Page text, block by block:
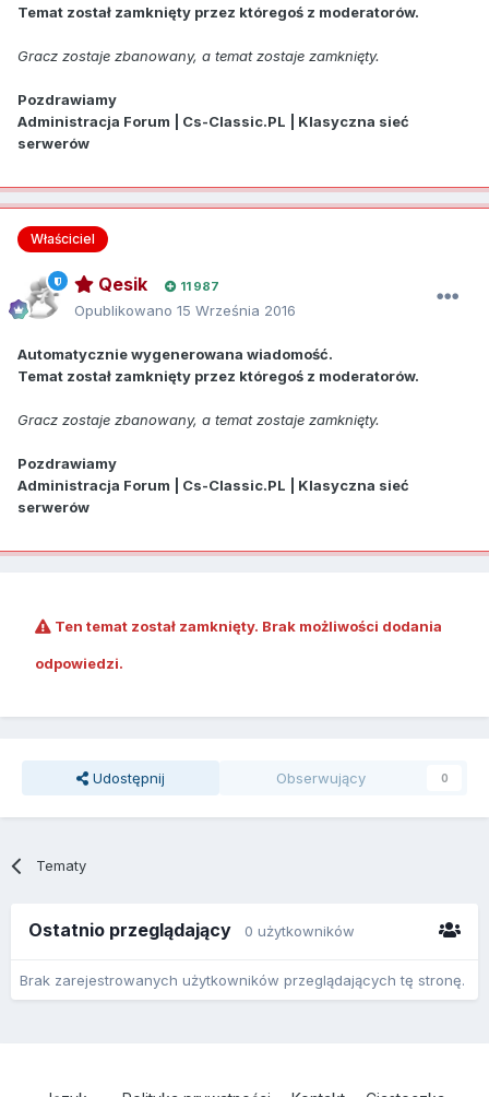
Temat został zamknięty przez któregoś z moderatorów.
Gracz zostaje zbanowany, a temat zostaje zamknięty.
Pozdrawiamy
Administracja Forum | Cs-Classic.PL | Klasyczna sieć
serwerów
Właściciel
Qesik 11 987
Opublikowano 15 Września 2016
Automatycznie wygenerowana wiadomość.
Temat został zamknięty przez któregoś z moderatorów.
Gracz zostaje zbanowany, a temat zostaje zamknięty.
Pozdrawiamy
Administracja Forum | Cs-Classic.PL | Klasyczna sieć
serwerów
Ten temat został zamknięty. Brak możliwości dodania
odpowiedzi.
Udostępnij Obserwujący 0
Tematy
Ostatnio przeglądający 0 użytkowników
Brak zarejestrowanych użytkowników przeglądających tę stronę.